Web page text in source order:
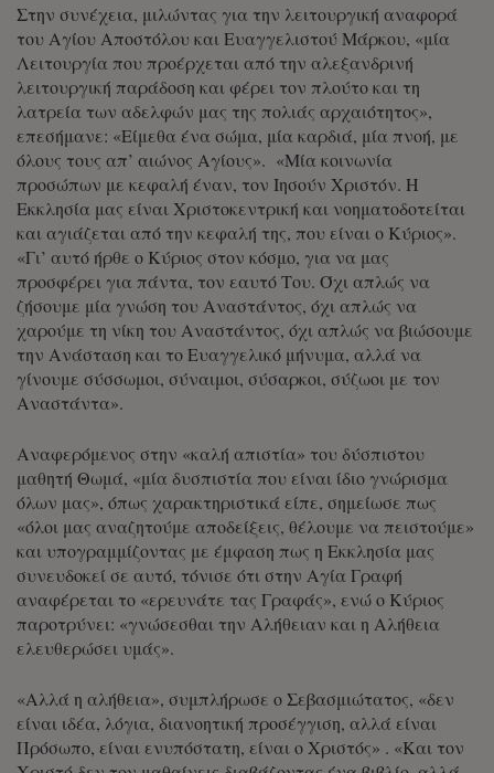
Στην συνέχεια, μιλώντας για την λειτουργική αναφορά
του Αγίου Αποστόλου και Ευαγγελιστού Μάρκου, «μία
Λειτουργία που προέρχεται από την αλεξανδρινή
λειτουργική παράδοση και φέρει τον πλούτο και τη
λατρεία των αδελφών μας της πολιάς αρχαιότητος»,
επεσήμανε: «Είμεθα ένα σώμα, μία καρδιά, μία πνοή, με
όλους τους απ’ αιώνος Αγίους». «Μία κοινωνία
προσώπων με κεφαλή έναν, τον Ιησούν Χριστόν. Η
Εκκλησία μας είναι Χριστοκεντρική και νοηματοδοτείται
και αγιάζεται από την κεφαλή της, που είναι ο Κύριος».
«Γι’ αυτό ήρθε ο Κύριος στον κόσμο, για να μας
προσφέρει για πάντα, τον εαυτό Του. Όχι απλώς να
ζήσουμε μία γνώση του Αναστάντος, όχι απλώς να
χαρούμε τη νίκη του Αναστάντος, όχι απλώς να βιώσουμε
την Ανάσταση και το Ευαγγελικό μήνυμα, αλλά να
γίνουμε σύσσωμοι, σύναιμοι, σύσαρκοι, σύζωοι με τον
Αναστάντα».
Αναφερόμενος στην «καλή απιστία» του δύσπιστου
μαθητή Θωμά, «μία δυσπιστία που είναι ίδιο γνώρισμα
όλων μας», όπως χαρακτηριστικά είπε, σημείωσε πως
«όλοι μας αναζητούμε αποδείξεις, θέλουμε να πειστούμε»
και υπογραμμίζοντας με έμφαση πως η Εκκλησία μας
συνευδοκεί σε αυτό, τόνισε ότι στην Αγία Γραφή
αναφέρεται το «ερευνάτε τας Γραφάς», ενώ ο Κύριος
παροτρύνει: «γνώσεσθαι την Αλήθειαν και η Αλήθεια
ελευθερώσει υμάς».
«Αλλά η αλήθεια», συμπλήρωσε ο Σεβασμιώτατος, «δεν
είναι ιδέα, λόγια, διανοητική προσέγγιση, αλλά είναι
Πρόσωπο, είναι ενυπόστατη, είναι ο Χριστός» . «Και τον